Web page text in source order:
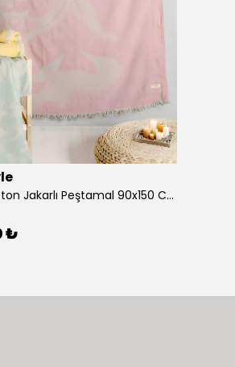
%100 Cotton Jakarlı Peştamal 90x150 Cm Deniz Yıldızı Mint
₺